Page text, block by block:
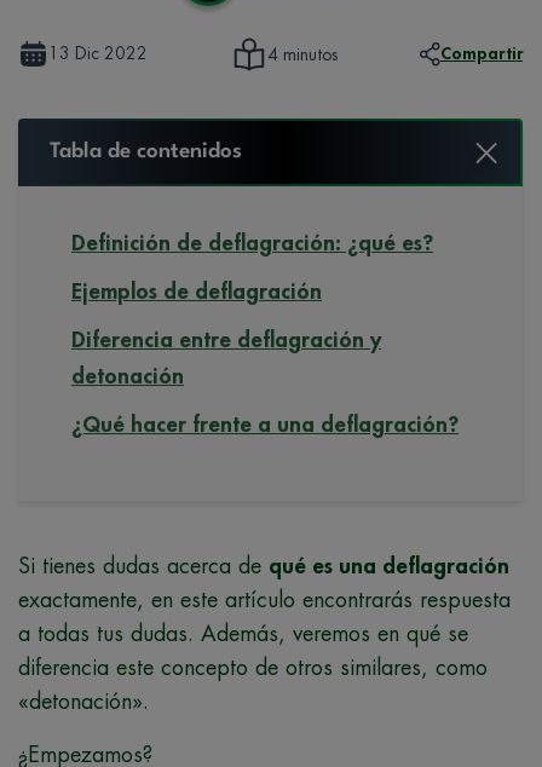
13 Dic 2022 4 minutos Compartir
Tabla de contenidos
Definición de deflagración: ¿qué es?
Ejemplos de deflagración
Diferencia entre deflagración y
detonación
¿Qué hacer frente a una deflagración?
Si tienes dudas acerca de qué es una deflagración
exactamente, en este artículo encontrarás respuesta
a todas tus dudas. Además, veremos en qué se
diferencia este concepto de otros similares, como
«detonación».
¿Empezamos?